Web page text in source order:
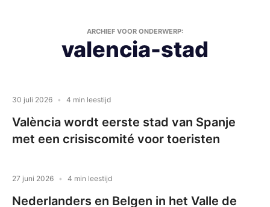
ARCHIEF VOOR ONDERWERP:
valencia-stad
30 juli 2026 4 min leestijd
València wordt eerste stad van Spanje
met een crisiscomité voor toeristen
27 juni 2026 4 min leestijd
Nederlanders en Belgen in het Valle de